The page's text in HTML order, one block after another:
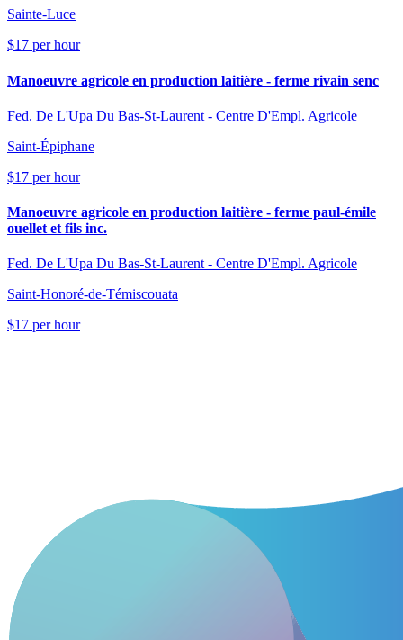
Sainte-Luce
$17 per hour
Manoeuvre agricole en production laitière - ferme rivain senc
Fed. De L'Upa Du Bas-St-Laurent - Centre D'Empl. Agricole
Saint-Épiphane
$17 per hour
Manoeuvre agricole en production laitière - ferme paul-émile
ouellet et fils inc.
Fed. De L'Upa Du Bas-St-Laurent - Centre D'Empl. Agricole
Saint-Honoré-de-Témiscouata
$17 per hour